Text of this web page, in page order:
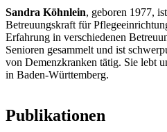
Sandra Köhnlein, geboren 1977,
Betreuungskraft für
Erfahrung in verschiedenen
Senioren gesammelt und ist
von Demenzkranken tätig. Sie lebt
in Baden-Württemberg.
Publikationen